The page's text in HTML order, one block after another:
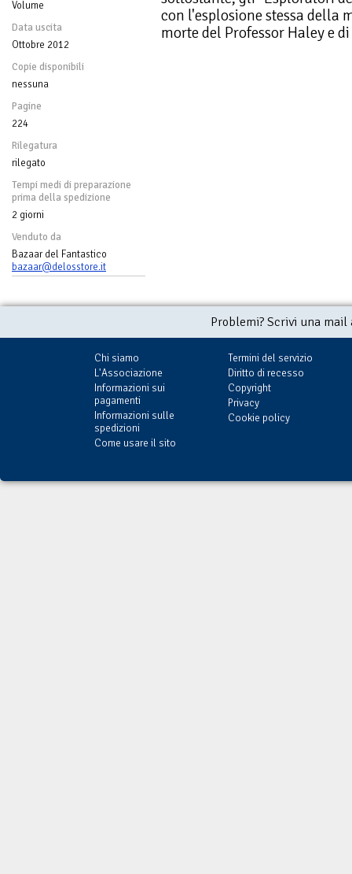
Volume
Data uscita
Ottobre 2012
Copie disponibili
nessuna
Pagine
224
Rilegatura
rilegato
Tempi medi di preparazione
prima della spedizione
2 giorni
Venduto da
Bazaar del Fantastico
bazaar@delosstore.it
con l'esplosione stessa della
morte del Professor Haley e
Problemi? Scrivi una
Chi siamo
L'Associazione
Informazioni sui
pagamenti
Informazioni sulle
spedizioni
Come usare il sito
Termini del servizio
Diritto di recesso
Copyright
Privacy
Cookie policy